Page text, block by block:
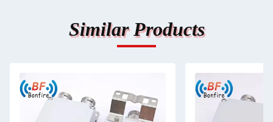
Similar Products